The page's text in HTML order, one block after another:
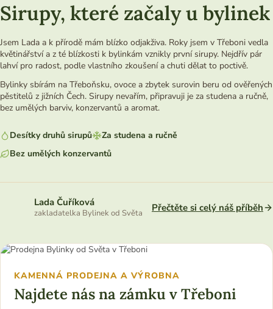
Sirupy, které začaly u bylinek
Jsem Lada a k přírodě mám blízko odjakživa. Roky jsem v Třeboni vedla
květinářství a z té blízkosti k bylinkám vznikly první sirupy. Nejdřív pár
lahví pro radost, podle vlastního zkoušení a chuti dělat to poctivě.
Bylinky sbírám na Třeboňsku, ovoce a zbytek surovin beru od ověřených
pěstitelů z jižních Čech. Sirupy nevařím, připravuji je za studena a ručně,
bez umělých barviv, konzervantů a aromat.
Desítky druhů sirupů
Za studena a ručně
Bez umělých konzervantů
Lada Čuříková
zakladatelka Bylinek od Světa Přečtěte si celý náš příběh
KAMENNÁ PRODEJNA A VÝROBNA
Najdete nás na zámku v Třeboni